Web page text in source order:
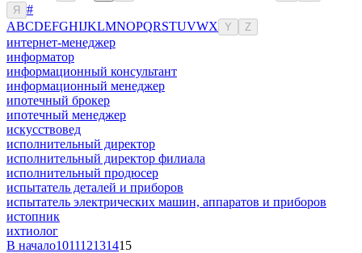
Я
#
ABCDEFGHIJKLMNOPQRSTUVWX Y Z
интернет-менеджер
информатор
информационный консультант
информационный менеджер
ипотечный брокер
ипотечный менеджер
искусствовед
исполнительный директор
исполнительный директор филиала
исполнительный продюсер
испытатель деталей и приборов
испытатель электрических машин, аппаратов и приборов
истопник
ихтиолог
В начало101112131415